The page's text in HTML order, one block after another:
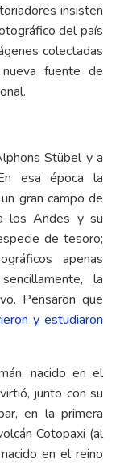
insisten
del país
colectadas
fuente de
Stübel y a
esa época la
gran campo de
los Andes y su
de tesoro;
apenas
la
Pensaron que
y estudiaron
nacido en el
junto con su
en la primera
Cotopaxi (al
en el reino